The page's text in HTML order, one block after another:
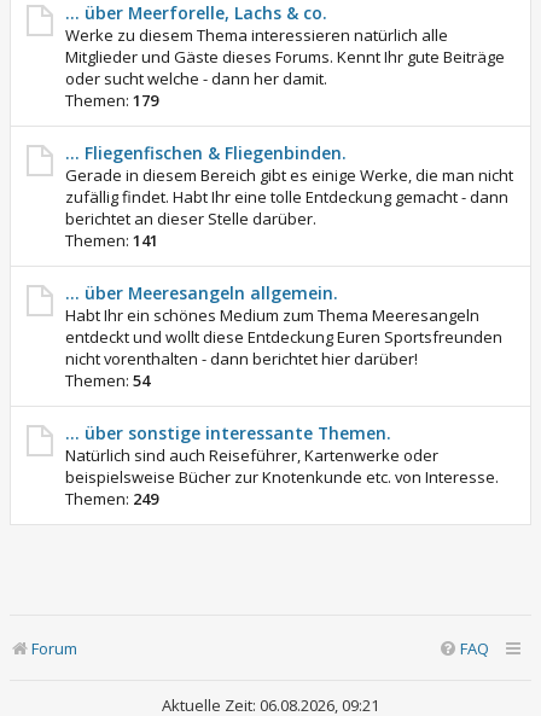
... über Meerforelle, Lachs & co.
Werke zu diesem Thema interessieren natürlich alle
Mitglieder und Gäste dieses Forums. Kennt Ihr gute Beiträge
oder sucht welche - dann her damit.
Themen: 179
... Fliegenfischen & Fliegenbinden.
Gerade in diesem Bereich gibt es einige Werke, die man nicht
zufällig findet. Habt Ihr eine tolle Entdeckung gemacht - dann
berichtet an dieser Stelle darüber.
Themen: 141
... über Meeresangeln allgemein.
Habt Ihr ein schönes Medium zum Thema Meeresangeln
entdeckt und wollt diese Entdeckung Euren Sportsfreunden
nicht vorenthalten - dann berichtet hier darüber!
Themen: 54
... über sonstige interessante Themen.
Natürlich sind auch Reiseführer, Kartenwerke oder
beispielsweise Bücher zur Knotenkunde etc. von Interesse.
Themen: 249
Forum FAQ
Aktuelle Zeit: 06.08.2026, 09:21